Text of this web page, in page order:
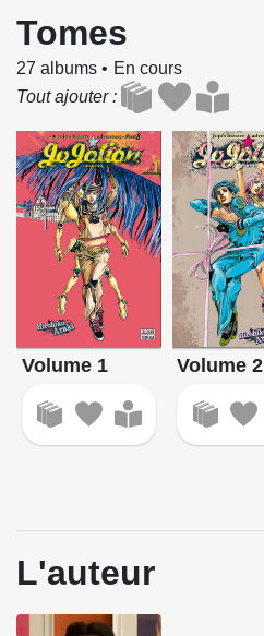
Tomes
27 albums
En cours
Tout ajouter
Volume 1 Volume 2
L'auteur